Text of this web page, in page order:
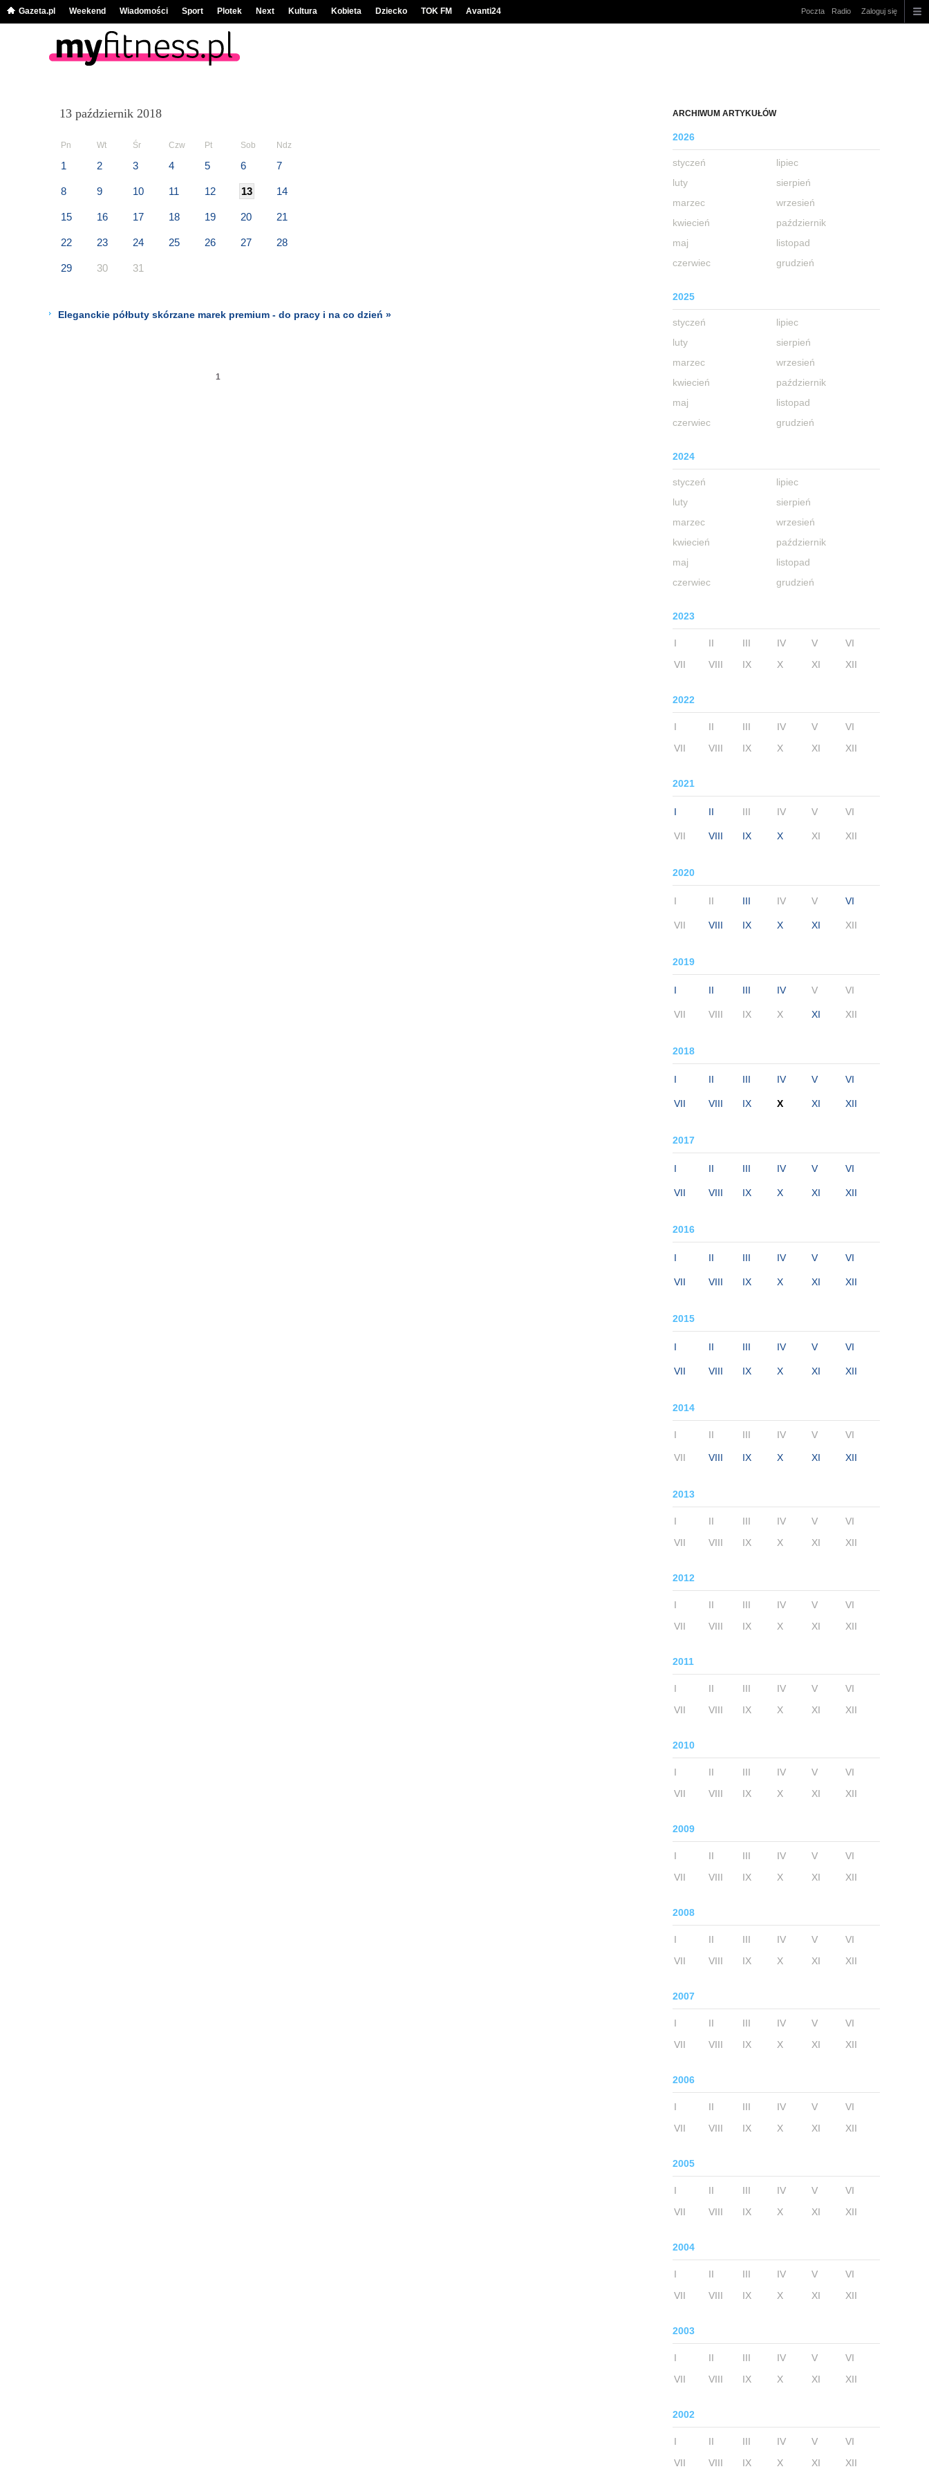
Gazeta.pl Weekend Wiadomości Sport Plotek Next Kultura Kobieta Dziecko TOK FM Avanti24 Poczta Radio Zaloguj się
ARCHIWUM ARTYKUŁÓW
2026
styczeń
luty
marzec
kwiecień
maj
czerwiec
lipiec
sierpień
wrzesień
październik
listopad
grudzień
2025
styczeń
luty
marzec
kwiecień
maj
czerwiec
lipiec
sierpień
wrzesień
październik
listopad
grudzień
2024
styczeń
luty
marzec
kwiecień
maj
czerwiec
lipiec
sierpień
wrzesień
październik
listopad
grudzień
2023
I II III IV V
VI
VII
VIII IX X XI XII
2022
I II III IV V
VI
VII
VIII IX X XI XII
2021
I II III IV V VI
VII VIII IX X XI XII
2020
I II III IV V VI
VII VIII IX X XI XII
2019
I II III IV V VI
VII VIII IX X XI XII
2018
I II III IV V VI
VII VIII IX X XI XII
2017
I II III IV V VI
VII VIII IX X XI XII
2016
I II III IV V VI
VII VIII IX X XI XII
2015
I II III IV V VI
VII VIII IX X XI XII
2014
I II III IV V VI
VII VIII IX X XI XII
2013
I II III IV V
VI
VII
VIII IX X XI XII
2012
I II III IV V
VI
VII
VIII IX X XI XII
2011
I II III IV V
VI
VII
VIII IX X XI XII
2010
I II III IV V
VI
VII
VIII IX X XI XII
2009
I II III IV V
VI
VII
VIII IX X XI XII
2008
I II III IV V
VI
VII
VIII IX X XI XII
2007
I II III IV V
VI
VII
VIII IX X XI XII
2006
I II III IV V
VI
VII
VIII IX X XI XII
2005
I II III IV V
VI
VII
VIII IX X XI XII
2004
I II III IV V
VI
VII
VIII IX X XI XII
2003
I II III IV V
VI
VII
VIII IX X XI XII
2002
I II III IV V
VI
VII
VIII IX X XI XII
13 październik 2018
Pn Wt Śr Czw Pt Sob Ndz
1 2 3 4 5 6 7
8 9 10 11 12 13 14
15 16 17 18 19 20 21
22 23 24 25 26 27 28
29 30 31
Eleganckie półbuty skórzane marek premium - do pracy i na co dzień »
1